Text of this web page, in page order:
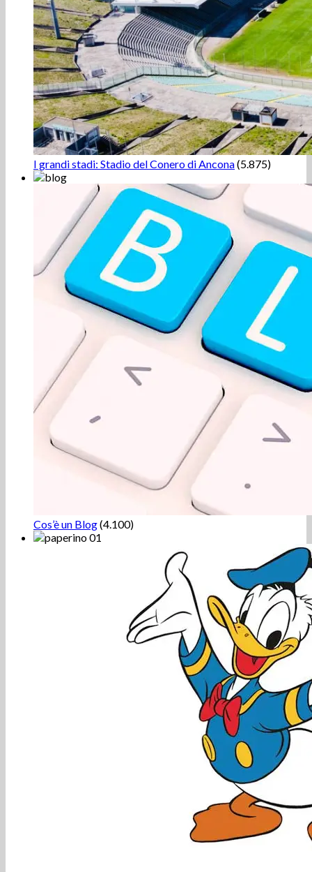
I grandi stadi: Stadio del Conero di Ancona(5.875)
Cos’è un Blog(4.100)